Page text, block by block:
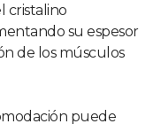
cristalino
su espesor
de los músculos
puede